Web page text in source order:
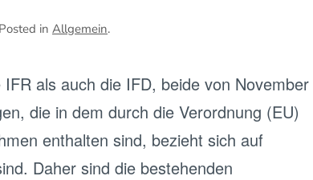
in Allgemein.
als auch die IFD, beide von November
die in dem durch die Verordnung (EU)
enthalten sind, bezieht sich auf
Daher sind die bestehenden